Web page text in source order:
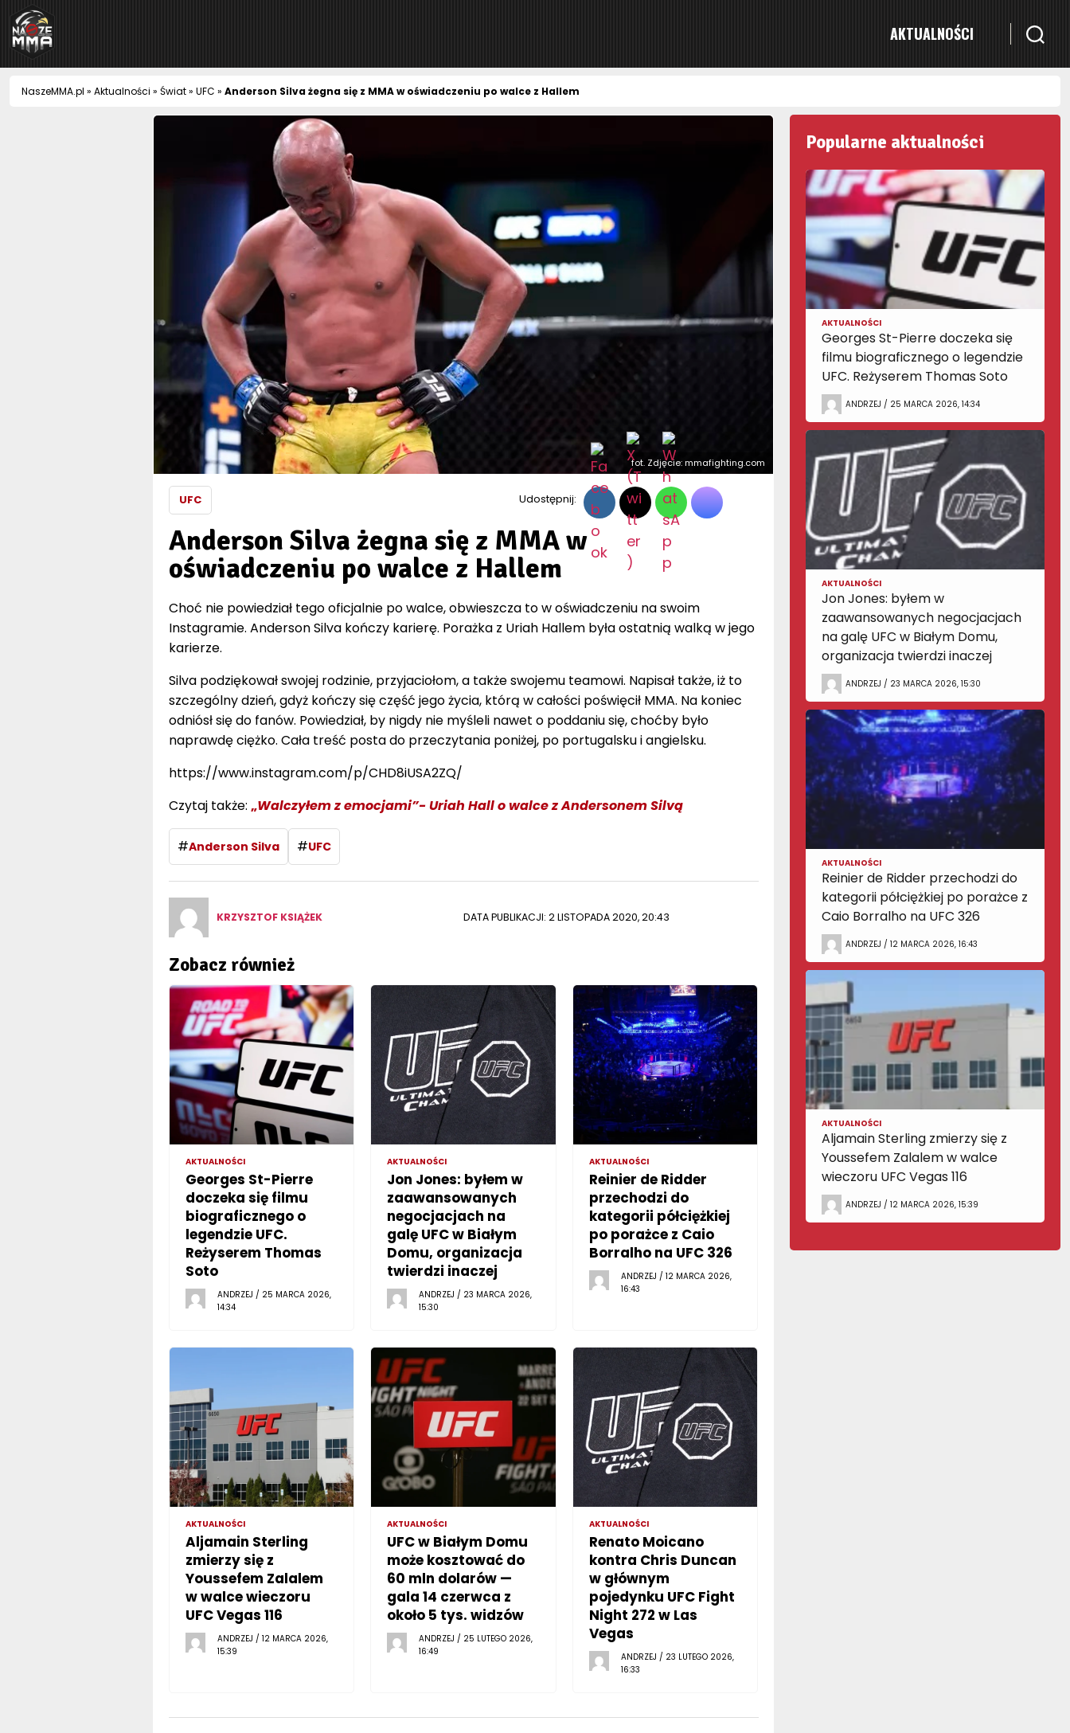
NaszeMMA
AKTUALNOŚCI
NaszeMMA.pl » Aktualności » Świat» UFC » Anderson Silva żegna się z MMA w oświadczeniu po walce z Hallem
fot. Zdjęcie: mmafighting.com
UFC Udostępnij:
Anderson Silva żegna się z MMA w
oświadczeniu po walce z Hallem
Choć nie powiedział tego oficjalnie po walce, obwieszcza to w oświadczeniu na swoim
Instagramie. Anderson Silva kończy karierę. Porażka z Uriah Hallem była ostatnią walką w jego
karierze.
Silva podziękował swojej rodzinie, przyjaciołom, a także swojemu teamowi. Napisał także, iż to
szczególny dzień, gdyż kończy się część jego życia, którą w całości poświęcił MMA. Na koniec
odniósł się do fanów. Powiedział, by nigdy nie myśleli nawet o poddaniu się, choćby było
naprawdę ciężko. Cała treść posta do przeczytania poniżej, po portugalsku i angielsku.
https://www.instagram.com/p/CHD8iUSA2ZQ/
Czytaj także: „Walczyłem z emocjami”- Uriah Hall o walce z Andersonem Silvą
#Anderson Silva #UFC
KRZYSZTOF KSIĄŻEK DATA PUBLIKACJI: 2 LISTOPADA 2020, 20:43
Zobacz również
AKTUALNOŚCI
Georges St-Pierre
doczeka się filmu
biograficznego o
legendzie UFC.
Reżyserem Thomas
Soto
ANDRZEJ / 25 MARCA 2026,
14:34
AKTUALNOŚCI
Jon Jones: byłem w
zaawansowanych
negocjacjach na
galę UFC w Białym
Domu, organizacja
twierdzi inaczej
ANDRZEJ / 23 MARCA 2026,
15:30
AKTUALNOŚCI
Reinier de Ridder
przechodzi do
kategorii półciężkiej
po porażce z Caio
Borralho na UFC 326
ANDRZEJ / 12 MARCA 2026,
16:43
AKTUALNOŚCI
Aljamain Sterling
zmierzy się z
Youssefem Zalalem
w walce wieczoru
UFC Vegas 116
ANDRZEJ / 12 MARCA 2026,
15:39
AKTUALNOŚCI
UFC w Białym Domu
może kosztować do
60 mln dolarów —
gala 14 czerwca z
około 5 tys. widzów
ANDRZEJ / 25 LUTEGO 2026,
16:49
AKTUALNOŚCI
Renato Moicano
kontra Chris Duncan
w głównym
pojedynku UFC Fight
Night 272 w Las
Vegas
ANDRZEJ / 23 LUTEGO 2026,
16:33
Popularne aktualności
AKTUALNOŚCI
Georges St-Pierre doczeka się
filmu biograficznego o legendzie
UFC. Reżyserem Thomas Soto
ANDRZEJ / 25 MARCA 2026, 14:34
AKTUALNOŚCI
Jon Jones: byłem w
zaawansowanych negocjacjach
na galę UFC w Białym Domu,
organizacja twierdzi inaczej
ANDRZEJ / 23 MARCA 2026, 15:30
AKTUALNOŚCI
Reinier de Ridder przechodzi do
kategorii półciężkiej po porażce z
Caio Borralho na UFC 326
ANDRZEJ / 12 MARCA 2026, 16:43
AKTUALNOŚCI
Aljamain Sterling zmierzy się z
Youssefem Zalalem w walce
wieczoru UFC Vegas 116
ANDRZEJ / 12 MARCA 2026, 15:39